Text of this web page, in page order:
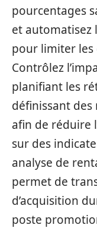
pourcentages
et automatisez
pour limiter
Contrôlez
planifiant les
définissant
afin de réduire
sur des
analyse de
permet de
d’acquisition
poste